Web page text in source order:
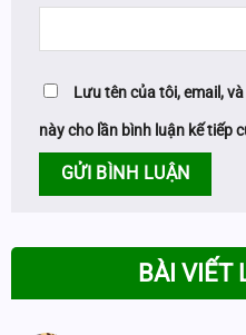
Lưu tên của tôi, email,
này cho lần bình luận kế tiếp
BÀI VIẾT